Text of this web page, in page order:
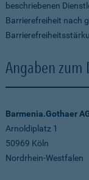
beschriebenen
Barrierefreiheit nach
Angaben
Barmenia.Gothaer
Arnoldiplatz 1
50969 Köln
Nordrhein-Westfalen